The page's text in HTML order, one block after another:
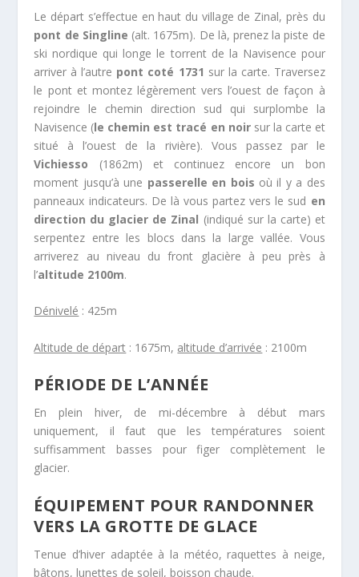
Le départ s’effectue en haut du village de Zinal, près du
pont de Singline (alt. 1675m). De là, prenez la piste de
ski nordique qui longe le torrent de la Navisence pour
arriver à l’autre pont coté 1731 sur la carte. Traversez
le pont et montez légèrement vers l’ouest de façon à
rejoindre le chemin direction sud qui surplombe la
Navisence (le chemin est tracé en noirsur la carte et
situé à l’ouest de la rivière). Vous passez par le
Vichiesso (1862m) et continuez encore un bon
moment jusqu’à une passerelle en bois où il y a des
panneaux indicateurs. De là vous partez vers le sud en
direction du glacier de Zinal (indiqué sur la carte) et
serpentez entre les blocs dans la large vallée. Vous
arriverez au niveau du front glacière à peu près à
l’altitude 2100m.
Dénivelé : 425m
Altitude de départ : 1675m, altitude d’arrivée : 2100m
PÉRIODE DE L’ANNÉE
En plein hiver, de mi-décembre à début mars
uniquement, il faut que les températures soient
suffisamment basses pour figer complètement le
glacier.
ÉQUIPEMENT POUR RANDONNER
VERS LA GROTTE DE GLACE
Tenue d’hiver adaptée à la météo, raquettes à neige,
bâtons, lunettes de soleil, boisson chaude.